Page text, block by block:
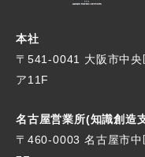
本社
〒541-0041 大阪市中
ア11F
名古屋営業所(知識創造
〒460-0003 名古屋市